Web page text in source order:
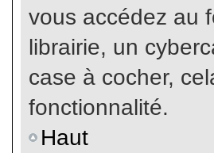
vous accédez au
librairie, un
case à cocher,
fonctionnalité.
Haut